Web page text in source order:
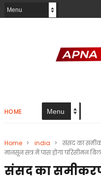
HOME
Home > india >
संसद का
मानसून सत्र में पास होगा परिसीमन
संसद का